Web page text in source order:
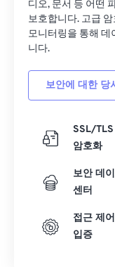
디오, 문서 등 어떤
보호합니다. 고급
모니터링을 통해 데
니다.
보안에 대한 당
SSL/TLS
암호화
보안 데
센터
접근 제
입증